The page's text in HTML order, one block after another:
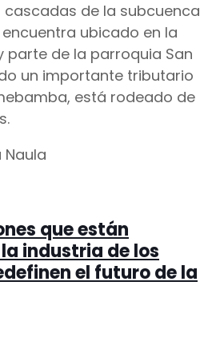
de la subcuenca
ubicado en la
parte de la parroquia San
un importante tributario
está rodeado de
Naula
que están
industria de los
el futuro de la